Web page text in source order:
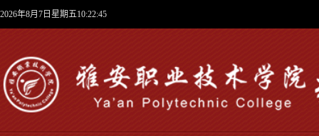
2026年8月7日星期五10:22:46